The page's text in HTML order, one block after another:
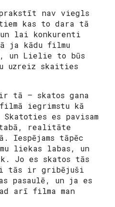
nav viegls
kas to dara tā
lai konkurenti
ja kādu filmu
un Lielie to būs
uzreiz skaities
tā – skatos gana
iegrimstu kā
es pavisam
realitāte
Iespējams tāpēc
liekas labas, un
Jo es skatos tās
tās ir gribējuši
pasaulē, un ja es
arī filma man